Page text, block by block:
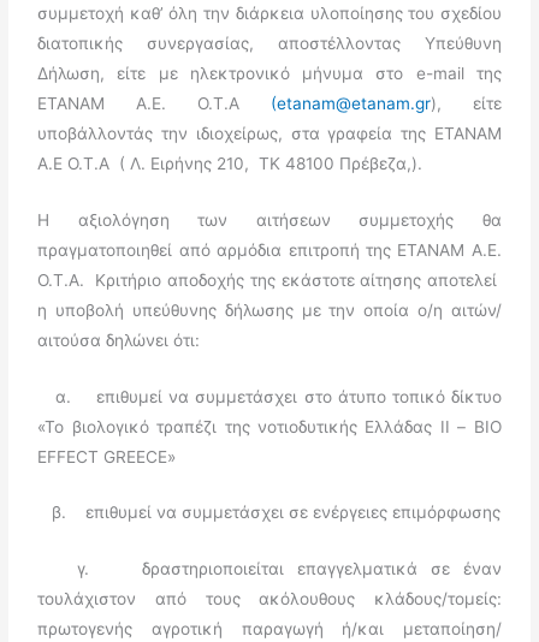
συμμετοχή καθ’ όλη την διάρκεια υλοποίησης του σχεδίου
διατοπικής συνεργασίας, αποστέλλοντας Υπεύθυνη
Δήλωση, είτε με ηλεκτρονικό μήνυμα στο e-mail της
ΕΤΑΝΑΜ Α.Ε. Ο.Τ.Α (etanam@etanam.gr), είτε
υποβάλλοντάς την ιδιοχείρως, στα γραφεία της ETANAM
A.E O.T.A ( Λ. Ειρήνης 210, TK 48100 Πρέβεζα,).
Η αξιολόγηση των αιτήσεων συμμετοχής θα
πραγματοποιηθεί από αρμόδια επιτροπή της ΕΤΑΝΑΜ Α.Ε.
Ο.Τ.Α. Κριτήριο αποδοχής της εκάστοτε αίτησης αποτελεί
η υποβολή υπεύθυνης δήλωσης με την οποία ο/η αιτών/
αιτούσα δηλώνει ότι:
α. επιθυμεί να συμμετάσχει στο άτυπο τοπικό δίκτυο
«Το βιολογικό τραπέζι της νοτιοδυτικής Ελλάδας ΙΙ – BIO
EFFECT GREECE»
β. επιθυμεί να συμμετάσχει σε ενέργειες επιμόρφωσης
γ. δραστηριοποιείται επαγγελματικά σε έναν
τουλάχιστον από τους ακόλουθους κλάδους/τομείς:
πρωτογενής αγροτική παραγωγή ή/και μεταποίηση/